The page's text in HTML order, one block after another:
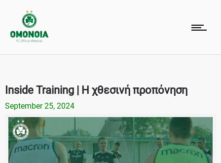
Inside Training | Η χθεσινή προπόνηση
September 25, 2024